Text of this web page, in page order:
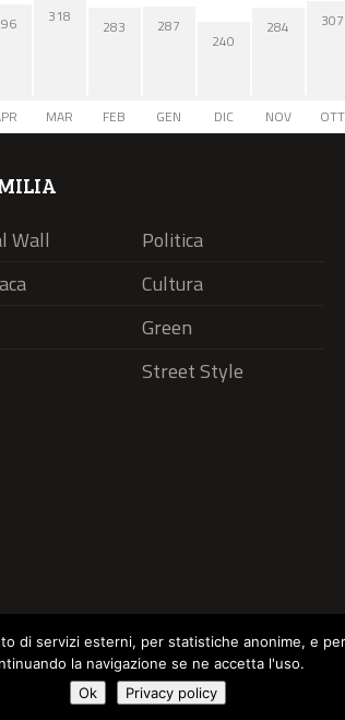
318
MAR
283
FEB
287
GEN
240
DIC
284
NOV
307
OTT
Wall
Politica
Cultura
Green
Street Style
Social Wall Politica
di servizi esterni, per statistiche anonime, e
la navigazione se ne accetta l'uso.
Ok
Privacy policy